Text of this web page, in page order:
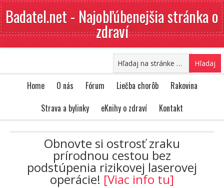
Badatel.net - Najobľúbenejšia stránka o
zdraví
Home O nás Fórum Liečba chorôb
Rakovina
Strava a bylinky
eKnihy o zdraví Kontakt
Obnovte si ostrosť zraku
prírodnou cestou bez
podstúpenia rizikovej laserovej
operácie! [Viac info tu]